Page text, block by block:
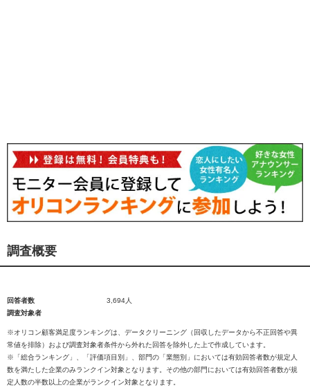
調査概要
回答者数
3,694人
調査対象者
※オリコン顧客満足度ランキングは、データクリーニング（回収したデータから不正回答や異
常値を排除）および調査対象者条件から外れた回答を除外した上で作成しています。
※「総合ランキング」、「評価項目別」、部門の「業態別」においては有効回答者数が規定人
数を満たした企業のみランクイン対象となります。その他の部門においては有効回答者数が規
定人数の半数以上の企業がランクイン対象となります。